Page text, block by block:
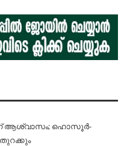
ആശ്വാസം; ഹൊസൂര്‍-